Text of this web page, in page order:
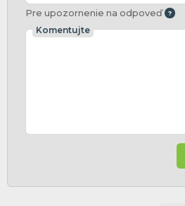
Pre upozornenie na odpoveď
Komentujte